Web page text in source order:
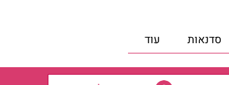
סדנאות עוד